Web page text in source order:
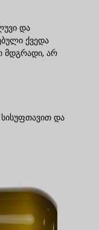
და
ქვედა
მდგრადი, არ
და